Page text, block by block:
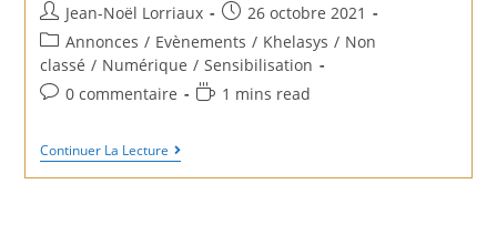
Post
author:
Jean-Noël Lorriaux
Post
published:
26 octobre 2021
Post
category:
Annonces / Evènements / Khelasys / Non
classé / Numérique / Sensibilisation
Post0 commentaire
Reading
1 mins read
Continuer La LectureNewsletter
Le